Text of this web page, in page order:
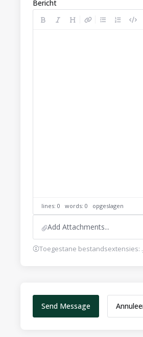
Bericht
lines: 0 words: 0 opgeslagen
Add Attachments...
Toegestane bestandsextensies: